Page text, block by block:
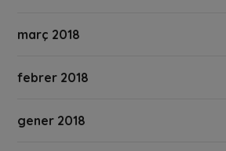
març 2018
febrer 2018
gener 2018